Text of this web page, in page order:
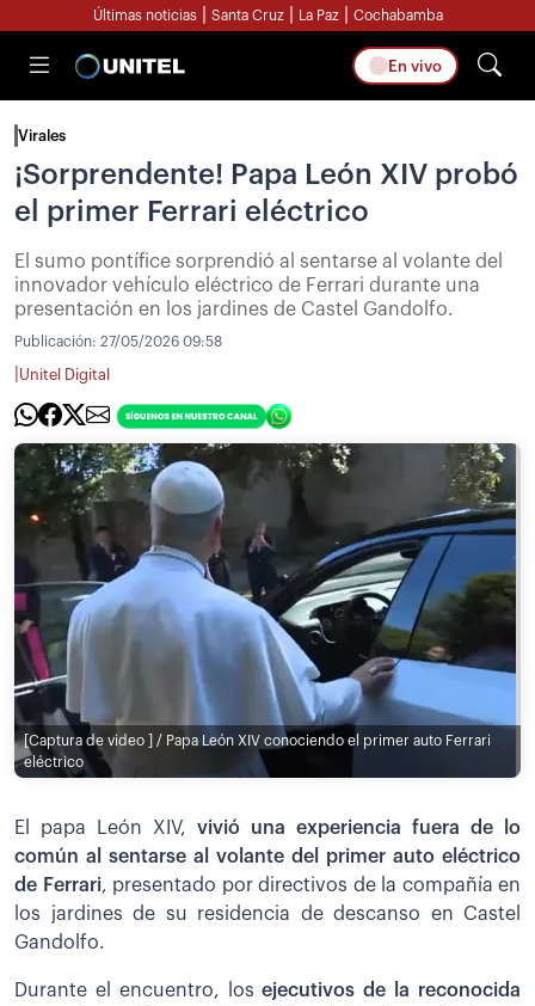
Últimas noticias Santa Cruz La Paz Cochabamba
En vivo
Virales
¡Sorprendente! Papa León XIV probó
el primer Ferrari eléctrico
El sumo pontífice sorprendió al sentarse al volante del
innovador vehículo eléctrico de Ferrari durante una
presentación en los jardines de Castel Gandolfo.
Publicación: 27/05/2026 09:58
Unitel Digital
[Captura de video ] / Papa León XIV conociendo el primer auto Ferrari
eléctrico
El papa León XIV, vivió una experiencia fuera de lo
común al sentarse al volante del primer auto eléctrico
de Ferrari, presentado por directivos de la compañía en
los jardines de su residencia de descanso en Castel
Gandolfo.
Durante el encuentro, losejecutivos de la reconocida